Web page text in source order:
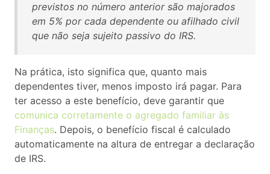
previstos no número anterior são majorados
em 5% por cada dependente ou afilhado civil
que não seja sujeito passivo do IRS.
Na prática, isto significa que, quanto mais
dependentes tiver, menos imposto irá pagar. Para
ter acesso a este benefício, deve garantir que
comunica corretamente o agregado familiar às
Finanças. Depois, o benefício fiscal é calculado
automaticamente na altura de entregar a declaração
de IRS.